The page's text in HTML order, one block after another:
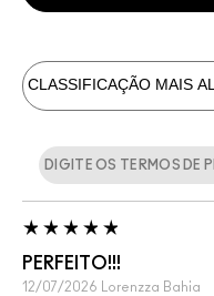
PERFEITO!!!
12/07/2026 Lorenzza Bahia